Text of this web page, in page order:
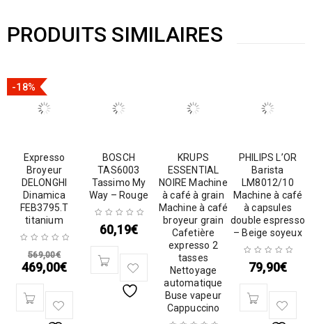
PRODUITS SIMILAIRES
-18%
Expresso
Broyeur
DELONGHI
Dinamica
FEB3795.T
titanium
569,00€
469,00€
BOSCH
TAS6003
Tassimo My
Way – Rouge
60,19€
KRUPS
ESSENTIAL
NOIRE Machine
à café à grain
Machine à café
broyeur grain
Cafetière
expresso 2
tasses
Nettoyage
automatique
Buse vapeur
Cappuccino
PHILIPS L’OR
Barista
LM8012/10
Machine à café
à capsules
double espresso
– Beige soyeux
79,90€